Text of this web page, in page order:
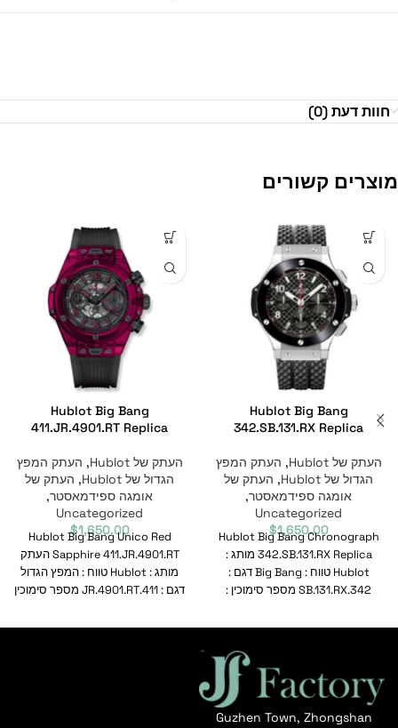
חוות דעת (0)
מוצרים קשורים
Hublot Big Bang
342.SB.131.RX Replica
העתק של Hublot , העתק המפץ
הגדול של Hublot
, העתק של
אומגה ספידמאסטר,
Uncategorized
$1,650.00
Hublot Big Bang Chronograph
342.SB.131.RX Replica מותג :
Hublot טווח : Big Bang דגם :
342.SB.131.RX מספר סימוכין :
Hublot Big Bang
411.JR.4901.RT Replica
העתק של Hublot , העתק המפץ
הגדול של Hublot
, העתק של
אומגה ספידמאסטר,
Uncategorized
$1,650.00
Hublot Big Bang Unico Red
Sapphire 411.JR.4901.RT העתק
מותג : Hublot טווח : המפץ הגדול
דגם : 411.JR.4901.RT מספר סימוכין
Guzhen Town, Zhongshan